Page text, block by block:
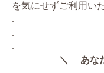
を気にせずご利用い
.
.
.
＼ あな